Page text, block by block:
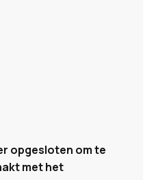
opgesloten om te
met het